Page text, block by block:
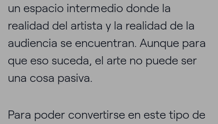
un espacio intermedio donde la
realidad del artista y la realidad de la
audiencia se encuentran. Aunque para
que eso suceda, el arte no puede ser
una cosa pasiva.
Para poder convertirse en este tipo de